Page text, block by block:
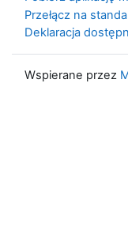
Przełącz na
Deklaracja
Wspierane przez